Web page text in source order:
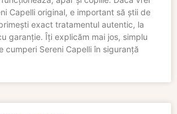
Capelli original, e important să știi de
exact tratamentul autentic, la
garanție. Îți explicăm mai jos, simplu
cumperi Sereni Capelli în siguranță